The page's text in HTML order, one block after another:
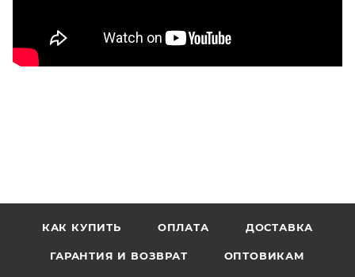
КАК КУПИТЬ ОПЛАТА ДОСТАВКА
ГАРАНТИЯ И ВОЗВРАТ ОПТОВИКАМ